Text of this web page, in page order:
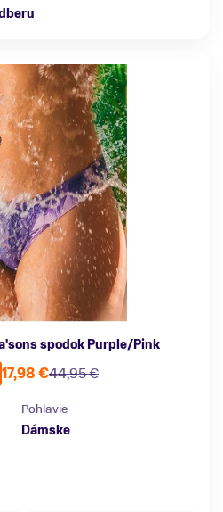
spodok Purple/Pink
44,95 €
17,98 €
Pohlavie
Dámske